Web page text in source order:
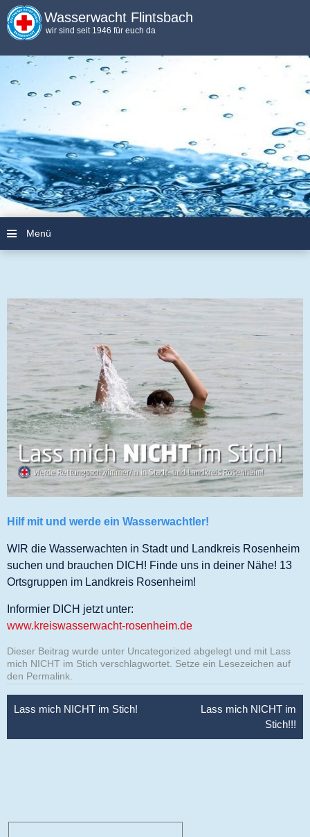
Wasserwacht Flintsbach
wir sind seit 1946 für euch da
Menü
Hilf mit und werde ein Wasserwachtler!
WIR die Wasserwachten in Stadt und Landkreis Rosenheim
suchen und brauchen DICH! Finde uns in deiner Nähe! 13
Ortsgruppen im Landkreis Rosenheim!
Informier DICH jetzt unter:
www.kreiswasserwacht-rosenheim.de
Dieser Beitrag wurde unter Uncategorized abgelegt und mit Lass
mich NICHT im Stich verschlagwortet. Setze ein Lesezeichen auf
den Permalink
Beitragsnavigation
Lass mich NICHT im Stich!
Lass mich NICHT im
Stich!!!